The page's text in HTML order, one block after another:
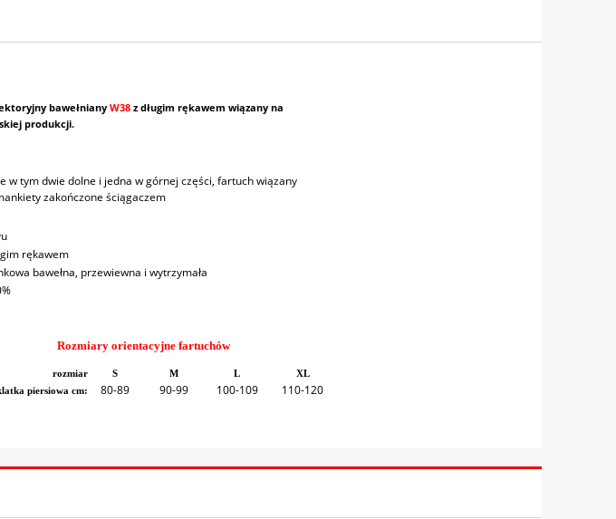
bawełniany W38 z długim rękawem wiązany na
produkcji.
w tym dwie dolne i jedna w górnej części, fartuch wiązany
zakończone ściągaczem
rękawem
bawełna, przewiewna i wytrzymała
Rozmiary orientacyjne fartuchów
rozmiar S M L
XL
piersiowa cm:
80-89 90-99 100-109 110-120